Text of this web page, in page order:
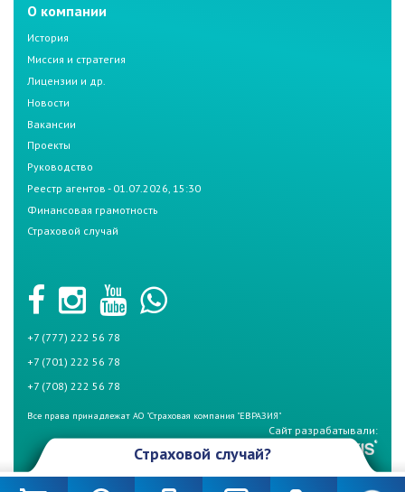
О компании
История
Миссия и стратегия
Лицензии и др.
Новости
Вакансии
Проекты
Руководство
Реестр агентов - 01.07.2026, 15:30
Финансовая грамотность
Страховой случай
+7 (777) 222 56 78
+7 (701) 222 56 78
+7 (708) 222 56 78
Все права принадлежат АО "Страховая компания "ЕВРАЗИЯ"
Сайт разрабатывали:
Страховой случай?